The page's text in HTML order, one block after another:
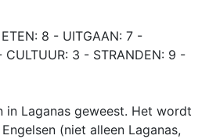
8 - UITGAAN: 7 -
CULTUUR: 3 - STRANDEN: 9 -
in Laganas geweest. Het wordt
(niet alleen Laganas,